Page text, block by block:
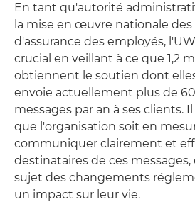
En tant qu'autorité
la mise en œuvre nationale
d'assurance des employés,
crucial en veillant à ce que 1,2
obtiennent le soutien dont
envoie actuellement plus de
messages par an à ses clients.
que l'organisation soit en
communiquer clairement et
destinataires de ces
sujet des changements
un impact sur leur vie.